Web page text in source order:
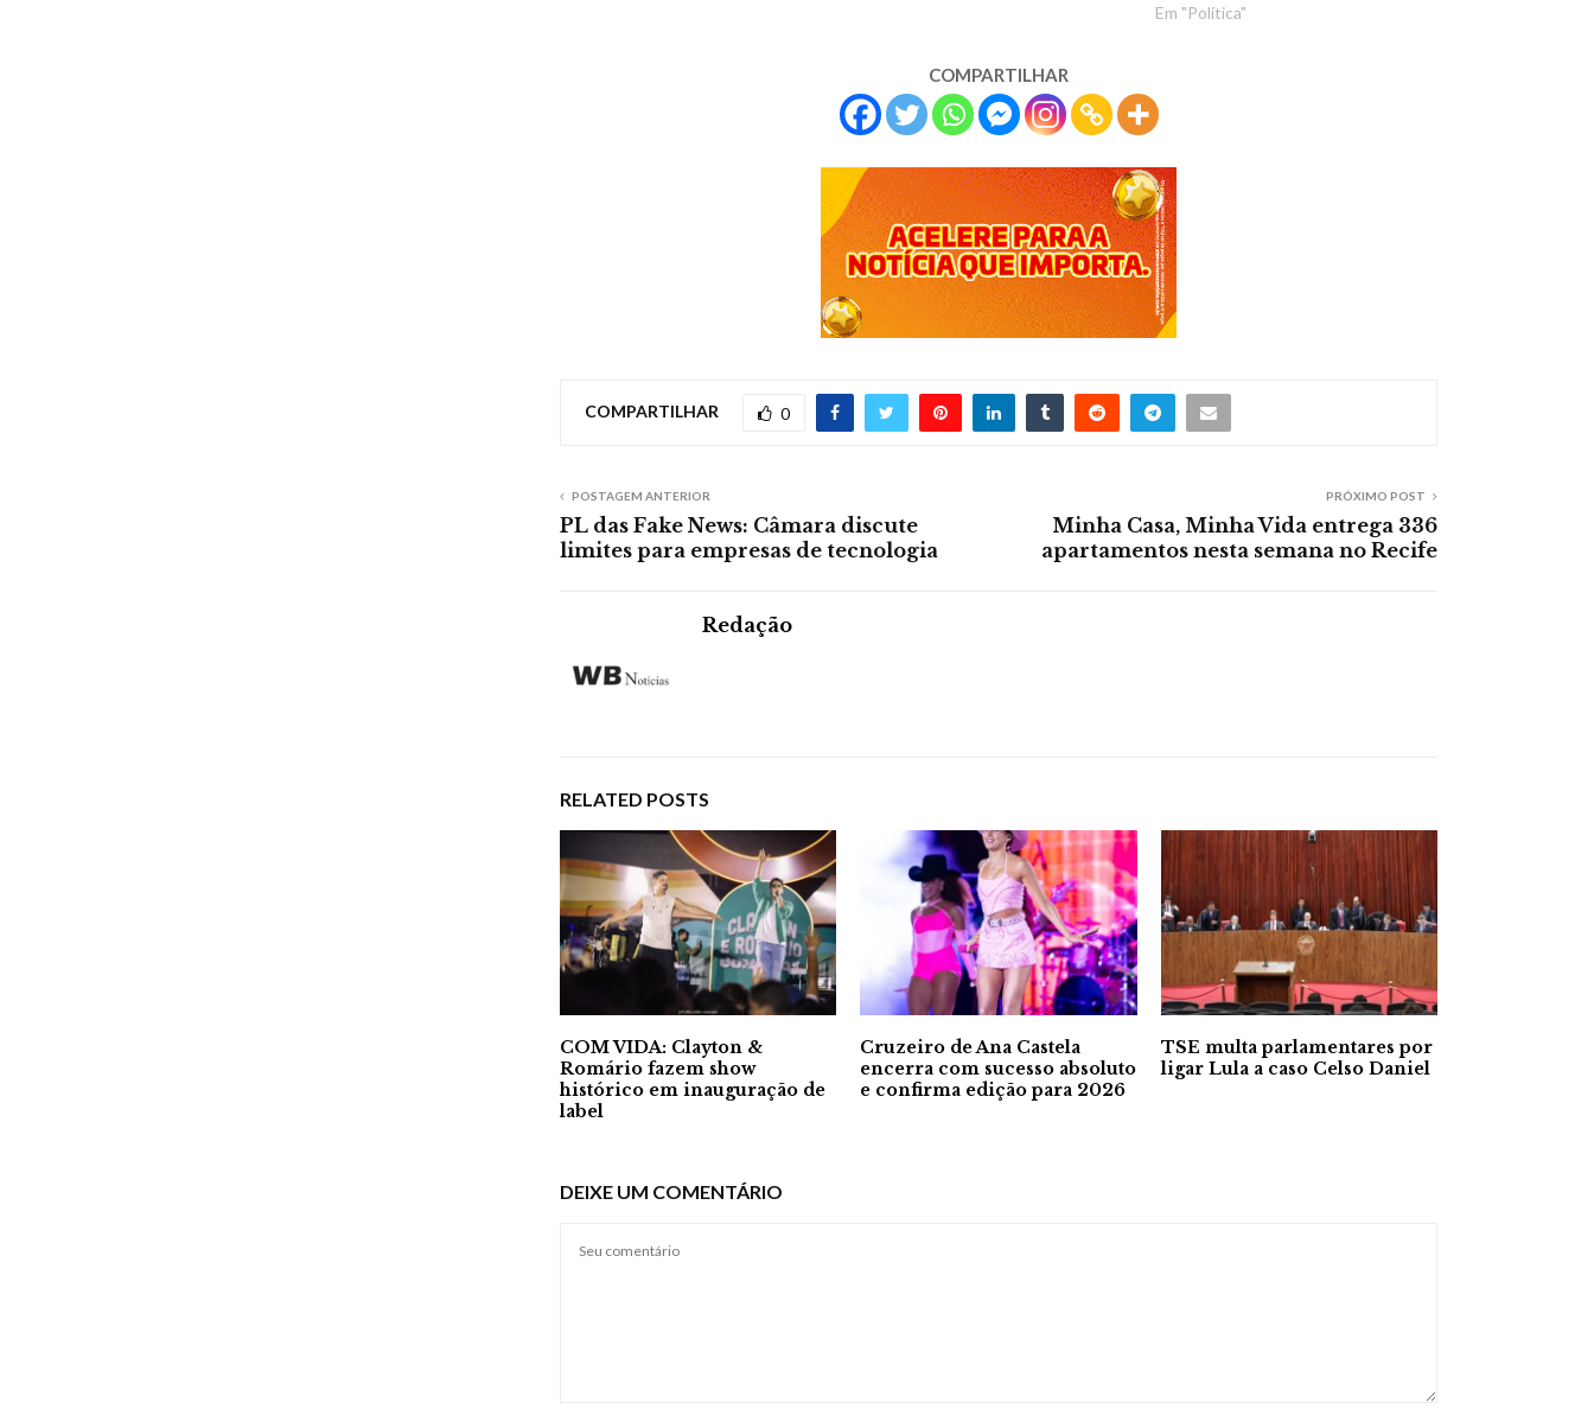
Em "Política"
COMPARTILHAR
COMPARTILHAR 0
POSTAGEM ANTERIOR
PL das Fake News: Câmara discute
limites para empresas de tecnologia
PRÓXIMO POST
Minha Casa, Minha Vida entrega 336
apartamentos nesta semana no Recife
Redação
RELATED POSTS
COM VIDA: Clayton &
Romário fazem show
histórico em inauguração de
label
Cruzeiro de Ana Castela
encerra com sucesso absoluto
e confirma edição para 2026
TSE multa parlamentares por
ligar Lula a caso Celso Daniel
DEIXE UM COMENTÁRIO